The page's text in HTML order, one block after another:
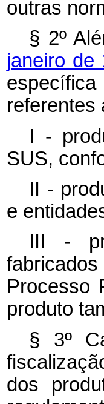
outras
§ 2º
janeiro de
referentes
I -
SUS,
II -
e
III -
Processo
produto
§ 3º
dos